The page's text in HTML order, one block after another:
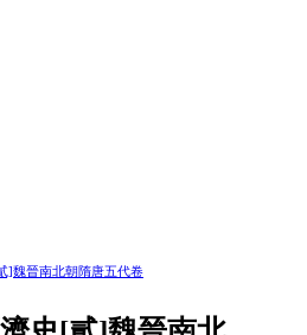
]魏晉南北朝隋唐五代卷